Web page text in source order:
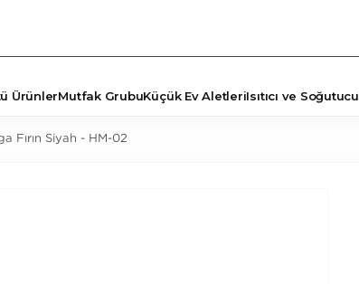
ÜrünlerMutfak GrubuKüçük Ev AletleriIsıtıcı ve Soğutucu
Fırın Siyah - HM-02